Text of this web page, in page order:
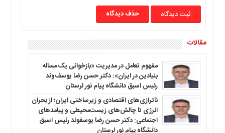
حذف دیدگاه
مقالات
مفهوم تعامل در مدیریت «بازخوانی یک مساله
بنیادین در ایران»: دکتر حسن رضا یوسف‌وند
رئیس اسبق دانشگاه پیام نور لرستان
ناترازی‌های اقتصادی و زیرساختی ایران؛ از بحران
انرژی تا چالش‌های زیست‌محیطی و پیامدهای
اجتماعی: دکتر حسن رضا یوسفوند رئیس اسبق
دانشگاه پیام نور لرستان